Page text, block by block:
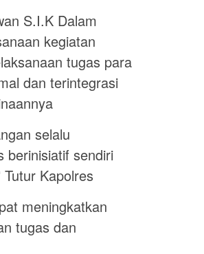
S.I.K Dalam
kegiatan
tugas para
dan terintegrasi
selalu
berinisiatif sendiri
Kapolres
meningkatkan
tugas dan